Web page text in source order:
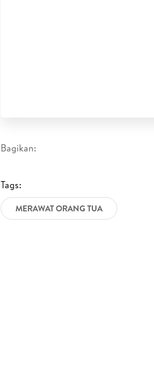
Bagikan:
Tags:
MERAWAT ORANG TUA